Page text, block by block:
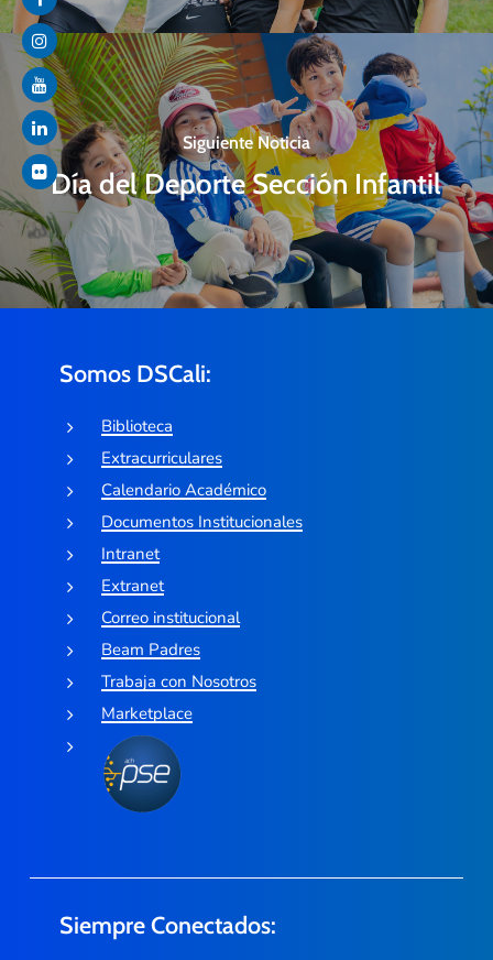
Siguiente Noticia
Día del Deporte Sección Infantil
Somos DSCali:
Biblioteca
Extracurriculares
Calendario Académico
Documentos Institucionales
Intranet
Extranet
Correo institucional
Beam Padres
Trabaja con Nosotros
Marketplace
Siempre Conectados: